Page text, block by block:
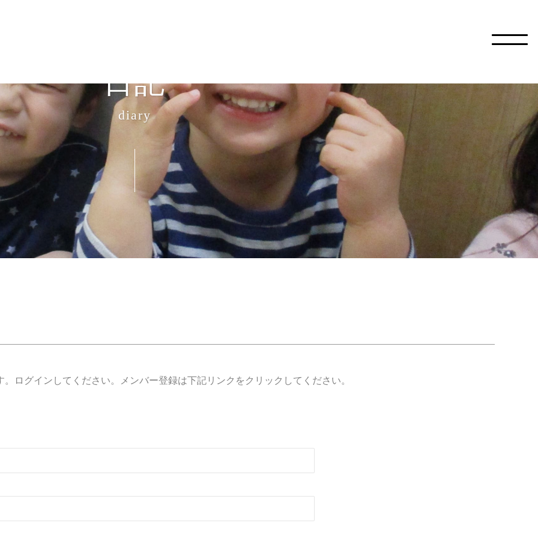
日記
diary
ログインしてください。メンバー登録は下記リンクをクリックしてください。